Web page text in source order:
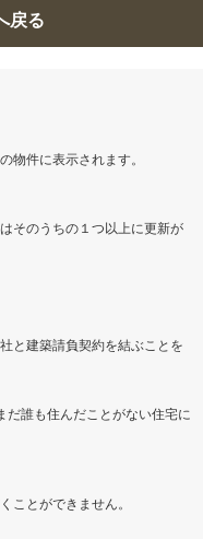
戻る
物件に表示されます。
そのうちの１つ以上に更新が
と建築請負契約を結ぶことを
誰も住んだことがない住宅に
ことができません。